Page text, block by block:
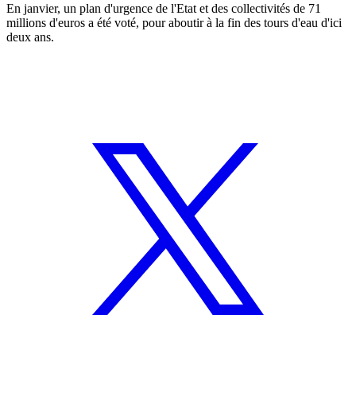
En janvier, un plan d'urgence de l'Etat et des collectivités de 71
millions d'euros a été voté, pour aboutir à la fin des tours d'eau d'ici
deux ans.